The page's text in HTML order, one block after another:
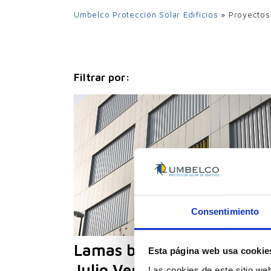
Consentimiento
Esta página web usa
UPO-350
Umbelco Protección Solar Edificios » Proyectos
Filtrar por:
Lamas bicolor en el